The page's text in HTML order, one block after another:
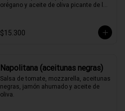
orégano y aceite de oliva picante de la
$15.300
Napolitana (aceitunas negras)
Salsa de tomate, mozzarella, aceitunas
negras, jamón ahumado y aceite de
oliva.